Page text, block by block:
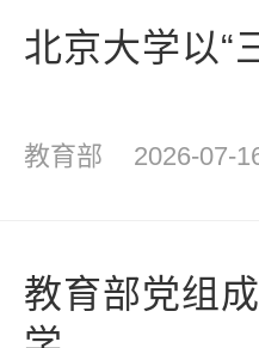
北京大学以“
教育部 2026-07-
教育部党组